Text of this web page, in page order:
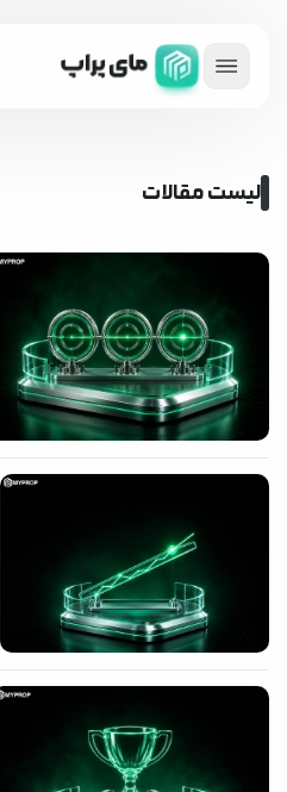
لیست مقالات